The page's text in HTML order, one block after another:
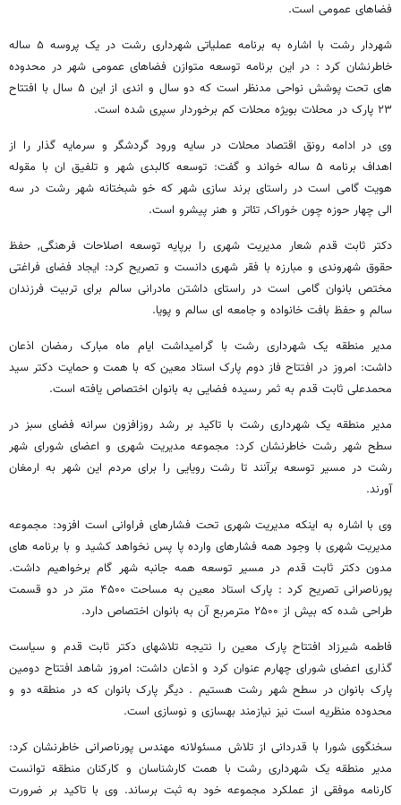
فضاهای عمومی است.
شهردار رشت با اشاره به برنامه عملیاتی شهرداری رشت در یک پروسه ۵ ساله
خاطرنشان کرد : در این برنامه توسعه متوازن فضاهای عمومی شهر در محدوده
های تحت پوشش نواحی مدنظر است که دو سال و اندی از این ۵ سال با افتتاح
۲۳ پارک در محلات بویژه محلات کم برخوردار سپری شده است.
وی در ادامه رونق اقتصاد محلات در سایه ورود گردشگر و سرمایه گذار را از
اهداف برنامه ۵ ساله خواند و گفت: توسعه کالبدی شهر و تلفیق ان با مقوله
هویت گامی است در راستای برند سازی شهر که خو شبختانه شهر رشت در سه
الی چهار حوزه چون خوراک, تئاتر و هنر پیشرو است.
دکتر ثابت قدم شعار مدیریت شهری را برپایه توسعه اصلاحات فرهنگی, حفظ
حقوق شهروندی و مبارزه با فقر شهری دانست و تصریح کرد: ایجاد فضای فراغتی
مختص بانوان گامی است در راستای داشتن مادرانی سالم برای تربیت فرزندان
سالم و حفظ بافت خانواده و جامعه ای سالم و پویا.
مدیر منطقه یک شهرداری رشت با گرامیداشت ایام ماه مبارک رمضان اذعان
داشت: امروز در افتتاح فاز دوم پارک استاد معین که با همت و حمایت دکتر سید
محمدعلی ثابت قدم به ثمر رسیده فضایی به بانوان اختصاص یافته است.
مدیر منطقه یک شهرداری رشت با تاکید بر رشد روزافزون سرانه فضای سبز در
سطح شهر رشت خاطرنشان کرد: مجموعه مدیریت شهری و اعضای شورای شهر
رشت در مسیر توسعه برآنند تا رشت رویایی را برای مردم این شهر به ارمغان
آورند.
وی با اشاره به اینکه مدیریت شهری تحت فشارهای فراوانی است افزود: مجموعه
مدیریت شهری با وجود همه فشارهای وارده پا پس نخواهد کشید و با برنامه های
مدون دکتر ثابت قدم در مسیر توسعه همه جانبه شهر گام برخواهیم داشت.
پورناصرانی تصریح کرد : پارک استاد معین به مساحت ۴۵۰۰ متر در دو قسمت
طراحی شده که بیش از ۲۵۰۰ مترمربع آن به بانوان اختصاص دارد.
فاطمه شیرزاد افتتاح پارک معین را نتیجه تلاشهای دکتر ثابت قدم و سیاست
گذاری اعضای شورای چهارم عنوان کرد و اذعان داشت: امروز شاهد افتتاح دومین
پارک بانوان در سطح شهر رشت هستیم . دیگر پارک بانوان که در منطقه دو و
محدوده منظریه است نیز نیازمند بهسازی و نوسازی است.
سخنگوی شورا با قدردانی از تلاش مسئولانه مهندس پورناصرانی خاطرنشان کرد:
مدیر منطقه یک شهرداری رشت با همت کارشناسان و کارکنان منطقه توانست
کارنامه موفقی از عملکرد مجموعه خود به ثبت برساند. وی با تاکید بر ضرورت